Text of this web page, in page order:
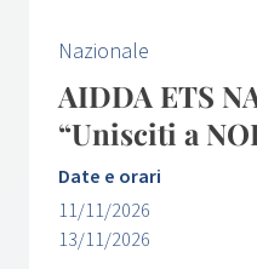
Nazionale
AIDDA ETS
“Unisciti a
Date e orari
11/11/2026
13/11/2026